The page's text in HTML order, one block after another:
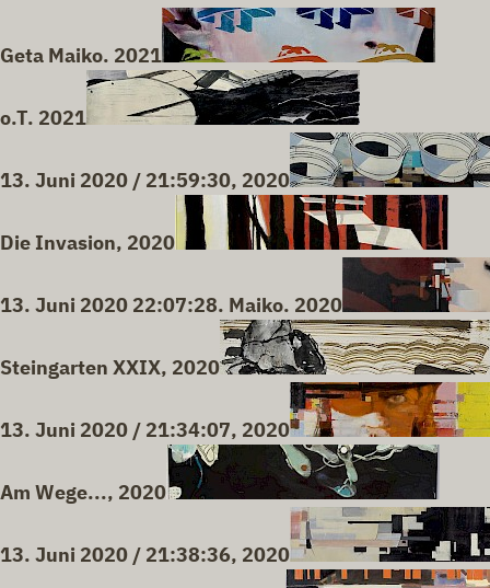
Geta Maiko. 2021
o.T. 2021
13. Juni 2020 / 21:59:30, 2020
Die Invasion, 2020
13. Juni 2020 22:07:28. Maiko. 2020
Steingarten XXIX, 2020
13. Juni 2020 / 21:34:07, 2020
Am Wege..., 2020
13. Juni 2020 / 21:38:36, 2020